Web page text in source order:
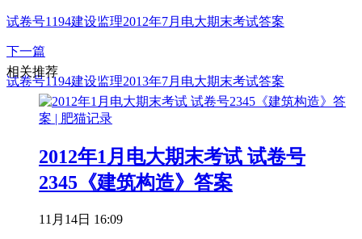
试卷号1194建设监理2012年7月电大期末考试答案
下一篇
试卷号1194建设监理2013年7月电大期末考试答案
相关推荐
2012年1月电大期末考试 试卷号
2345《建筑构造》答案
11月14日 16:09